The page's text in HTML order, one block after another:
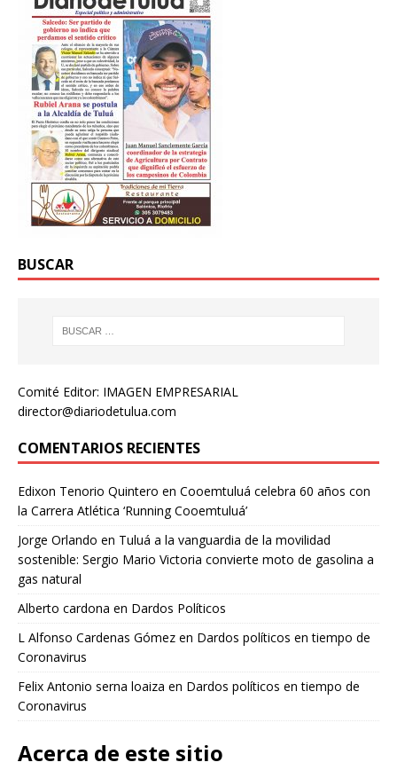
BUSCAR
Comité Editor: IMAGEN EMPRESARIAL
director@diariodetulua.com
COMENTARIOS RECIENTES
Edixon Tenorio Quintero en Cooemtuluá celebra 60 años con
la Carrera Atlética ‘Running Cooemtuluá’
Jorge Orlando en Tuluá a la vanguardia de la movilidad
sostenible: Sergio Mario Victoria convierte moto de gasolina a
gas natural
Alberto cardona en Dardos Políticos
L Alfonso Cardenas Gómez en Dardos políticos en tiempo de
Coronavirus
Felix Antonio serna loaiza en Dardos políticos en tiempo de
Coronavirus
Acerca de este sitio